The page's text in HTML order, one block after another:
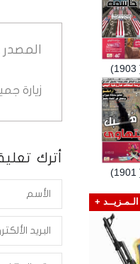
المصدر
زيارة
أترك
الـمـزيــد +